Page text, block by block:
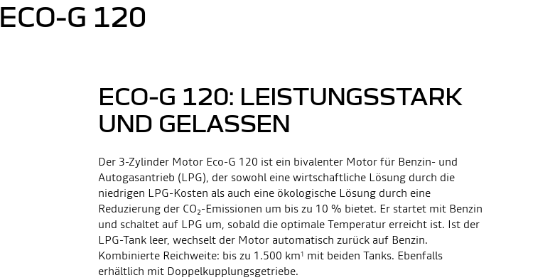
ECO-G 120
ECO-G 120: LEISTUNGSSTARK
UND GELASSEN
Der 3-Zylinder Motor Eco-G 120 ist ein bivalenter Motor für Benzin- und
Autogasantrieb (LPG), der sowohl eine wirtschaftliche Lösung durch die
niedrigen LPG-Kosten als auch eine ökologische Lösung durch eine
Reduzierung der CO₂-Emissionen um bis zu 10 % bietet. Er startet mit Benzin
und schaltet auf LPG um, sobald die optimale Temperatur erreicht ist. Ist der
LPG-Tank leer, wechselt der Motor automatisch zurück auf Benzin.
Kombinierte Reichweite: bis zu 1.500 km1 mit beiden Tanks. Ebenfalls
erhältlich mit Doppelkupplungsgetriebe.